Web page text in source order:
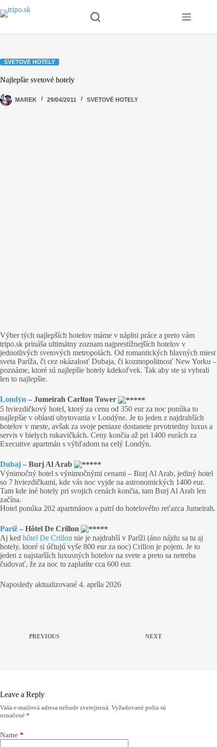
to
SVETOVÉ HOTELY
Najlepšie svetové hotely
MAREK 29/04/2011 SVETOVÉ HOTELY
Výber tých najlepších hotelov máme v náplni práce a preto vám
tripo.sk prináša ultimátny zoznam najprestížnejších hotelov v
jednotlivých svetových metropolách. Od romantických hlavných miest
sveta Paríža, či cez okázalosť Dubaja, či kozmopolitnosť New Yorku –
poznáme, ktoré sú najlepšie hotely kdekoľvek. Tak aby ste si vybrali
len to najlepšie.
Londýn – Jumeirah Carlton Tower
5 hviezdičkový hotel, ktorý za cenu od 350 eur za noc ponúka to
najlepšie v oblasti ubytovania v Londýne. Je to jeden z najdrahších
hotelov v meste, avšak za svoje peniaze dostanete prvotriedny luxus a
servis v bielych rukavičkách. Ceny končia až pri 1400 eurách za
Executive apartmán s výhľadom na celý Londýn.
Dubaj – Burj Al Arab
Výnimočný hotel s výnimočnými cenami – Burj Al Arab, jediný hotel
so 7 hviezdičkami, kde vás noc vyjde na astronomických 1400 eur.
Tam kde iné hotely pri svojich cenách končia, tam Burj Al Arab len
začína.
Hotel ponúka 202 apartmánov a patrí do hotelového reťazca Jumeirah.
Paríž – Hôtel De Crillon
Aj ked hôtel De Crillon nie je najdrahší v Paríži (áno nájdu sa tu aj
hotely, ktoré si účtujú vyše 800 eur za noc) Crillon je pojem. Je to
jeden z najstarších luxusných hotelov na svete a preto sa netreba
čudovať, že za noc tu zaplatíte cca 600 eur.
Naposledy aktualizované 4. apríla 2026
PREVIOUS NEXT
Leave a Reply
Vaša e-mailová adresa nebude zverejnená. Vyžadované polia sú
označené *
Name *